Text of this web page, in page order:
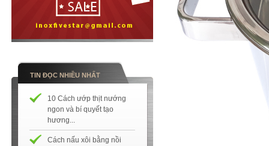
TIN ĐỌC NHIỀU NHẤT
10 Cách ướp thịt nướng
ngon và bí quyết tạo
hương...
Cách nấu xôi bằng nồi